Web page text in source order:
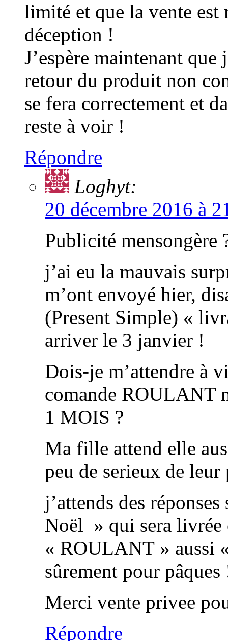
limité et que la vente
déception !
J’espère maintenant
retour du produit non
se fera correctement et
reste à voir !
Répondre
Loghyt:
20 décembre 2016 à
Publicité mensongère
j’ai eu la mauvais
m’ont envoyé hier,
(Present Simple) «
arriver le 3 janvier !
Dois-je m’attendre à
comande ROULANT
1 MOIS ?
Ma fille attend elle
peu de serieux de leur
j’attends des
Noël » qui sera livrée
« ROULANT » aussi
sûrement pour pâques
Merci vente privee
Répondre